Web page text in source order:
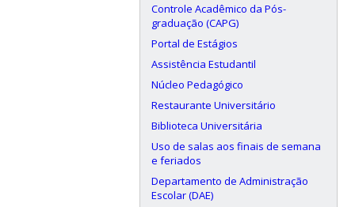
Controle Acadêmico da Pós-
graduação (CAPG)
Portal de Estágios
Assistência Estudantil
Núcleo Pedagógico
Restaurante Universitário
Biblioteca Universitária
Uso de salas aos finais de semana
e feriados
Departamento de Administração
Escolar (DAE)